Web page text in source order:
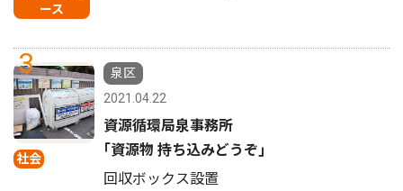
ース
3
社会
泉区
2021.04.22
資源循環局泉事務所
｢資源物 持ち込みどうぞ｣
回収ボックス設置